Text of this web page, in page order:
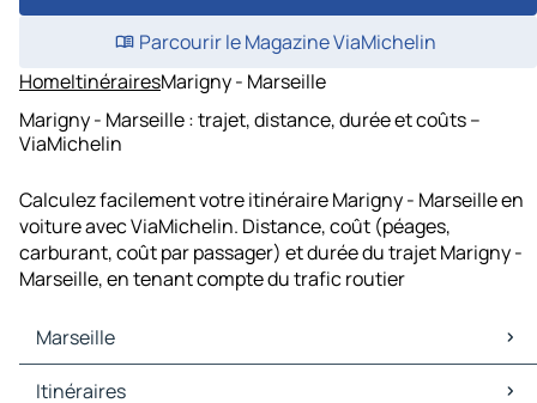
Parcourir le Magazine ViaMichelin
HomeItinérairesMarigny - Marseille
Marigny - Marseille : trajet, distance, durée et coûts –
ViaMichelin
Calculez facilement votre itinéraire Marigny - Marseille en
voiture avec ViaMichelin. Distance, coût (péages,
carburant, coût par passager) et durée du trajet Marigny -
Marseille, en tenant compte du trafic routier
Marseille
Marseille Cartes et plans
Itinéraires